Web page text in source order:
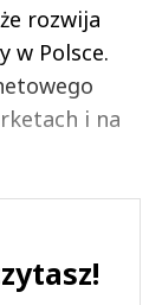
rozwija
w Polsce.
i na